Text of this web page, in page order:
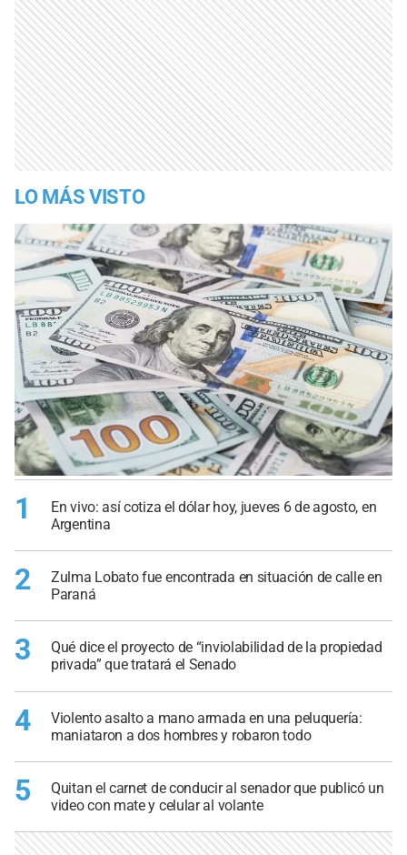
LO MÁS VISTO
1
En vivo: así cotiza el dólar hoy, jueves 6 de agosto, en
Argentina
2
Zulma Lobato fue encontrada en situación de calle en
Paraná
3
Qué dice el proyecto de “inviolabilidad de la propiedad
privada” que tratará el Senado
4
Violento asalto a mano armada en una peluquería:
maniataron a dos hombres y robaron todo
5
Quitan el carnet de conducir al senador que publicó un
video con mate y celular al volante